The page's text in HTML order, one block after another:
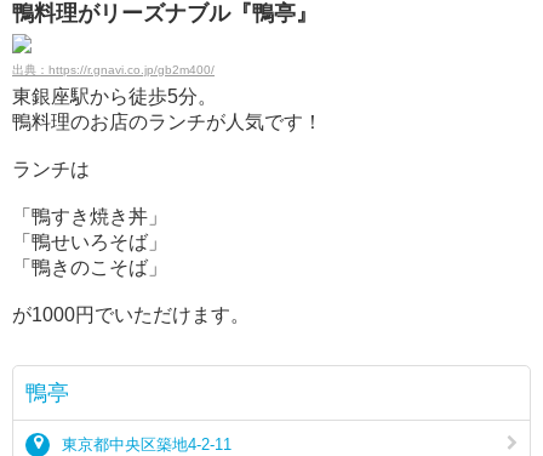
鴨料理がリーズナブル『鴨亭』
出典：https://r.gnavi.co.jp/gb2m400/
東銀座駅から徒歩5分。
鴨料理のお店のランチが人気です！
ランチは
「鴨すき焼き丼」
「鴨せいろそば」
「鴨きのこそば」
が1000円でいただけます。
鴨亭
東京都中央区築地4-2-11